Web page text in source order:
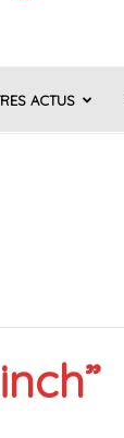
France
ACTUS